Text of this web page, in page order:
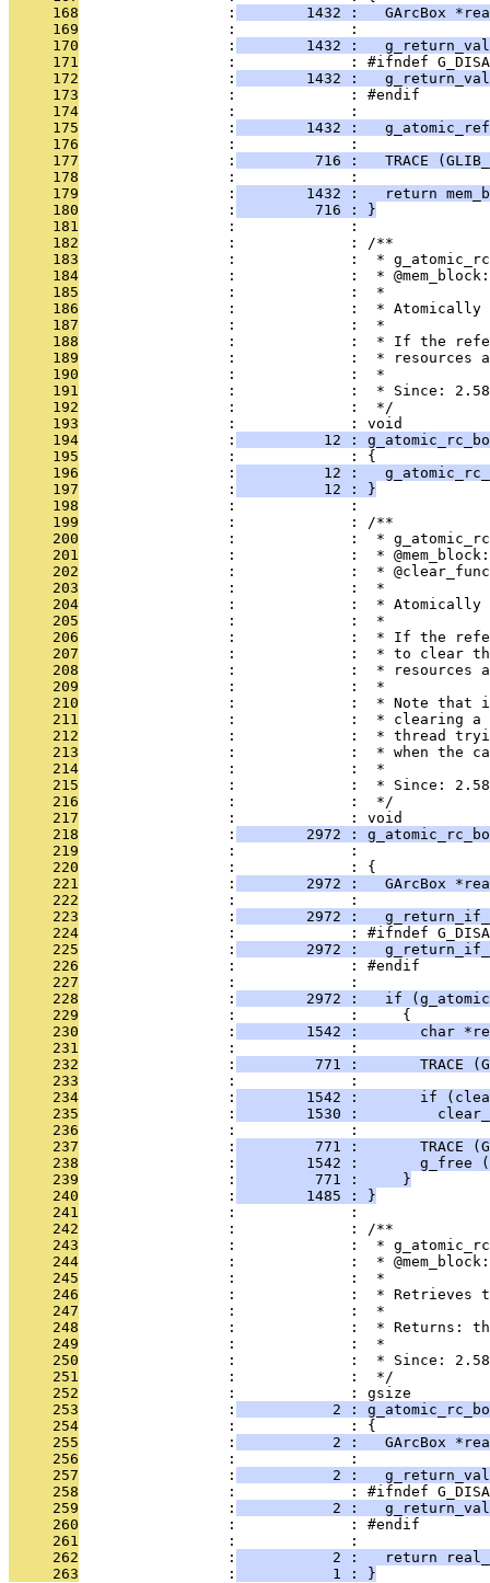
     168
                 :
1432 :   GArcBox
     169
                 :             :
     170
                 :
1432 :
     171
:             : #ifndef
     172
                 :
1432 :
     173
                 :             : #endif
     174
                 :             :
     175
                 :
1432 :
     176
                 :             :
     177
                 :
716 :   TRACE
     178
                 :             :
     179
                 :
1432 :   return
     180
                 :
         716 : }
     181
                 :             :
     182
                 :             : /**
     183
:             :  *
     184
:             :  *
     185
                 :             :  *
     186
:             :  *
     187
                 :             :  *
     188
:             :  * If the
     189
:             :  * resources
     190
                 :             :  *
     191
                 :             :  * Since: 2.58
     192
                 :             :  */
     193
                 :             : void
     194
                 :
12 :
     195
                 :             : {
     196
                 :
12 :
     197
                 :
          12 : }
     198
                 :             :
     199
                 :             : /**
     200
:             :  *
     201
:             :  *
     202
:             :  *
     203
                 :             :  *
     204
:             :  *
     205
                 :             :  *
     206
:             :  * If the
     207
:             :  * to clear
     208
:             :  * resources
     209
                 :             :  *
     210
:             :  * Note that
     211
:             :  * clearing
     212
:             :  * thread
     213
:             :  * when the
     214
                 :             :  *
     215
                 :             :  * Since: 2.58
     216
                 :             :  */
     217
                 :             : void
     218
                 :
2972 :
     219
:             :
     220
                 :             : {
     221
                 :
2972 :   GArcBox
     222
                 :             :
     223
                 :
2972 :
     224
:             : #ifndef
     225
                 :
2972 :
     226
                 :             : #endif
     227
                 :             :
     228
                 :
2972 :   if
     229
                 :             :     {
     230
                 :
1542 :       char
     231
                 :             :
     232
                 :
771 :       TRACE
     233
                 :             :
     234
                 :
1542 :       if
     235
                 :
1530 :
     236
                 :             :
     237
                 :
771 :       TRACE
     238
                 :
1542 :       g_free
     239
                 :
         771 :     }
     240
                 :
        1485 : }
     241
                 :             :
     242
                 :             : /**
     243
:             :  *
     244
:             :  *
     245
                 :             :  *
     246
:             :  * Retrieves
     247
                 :             :  *
     248
:             :  * Returns:
     249
                 :             :  *
     250
                 :             :  * Since: 2.58
     251
                 :             :  */
     252
                 :             : gsize
     253
                 :
2 :
     254
                 :             : {
     255
                 :
2 :   GArcBox
     256
                 :             :
     257
                 :
2 :
     258
:             : #ifndef
     259
                 :
2 :
     260
                 :             : #endif
     261
                 :             :
     262
                 :
2 :   return
     263
                 :
           1 : }